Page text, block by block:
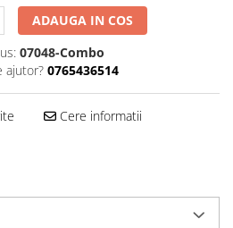
ADAUGA IN COS
07048-Combo
ajutor? 0765436514
Cere informatii